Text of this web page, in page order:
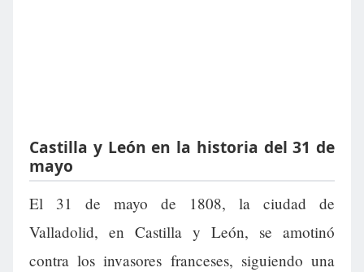
Castilla y León en la historia del 31 de
mayo
El 31 de mayo de 1808, la ciudad de
Valladolid, en Castilla y León, se amotinó
contra los invasores franceses, siguiendo una